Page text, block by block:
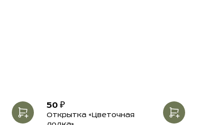
Открытка «Цветочная
50 ₽